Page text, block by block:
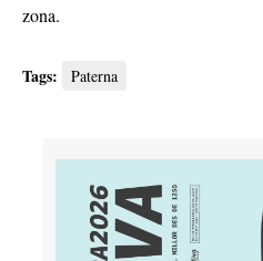
zona.
Tags: Paterna